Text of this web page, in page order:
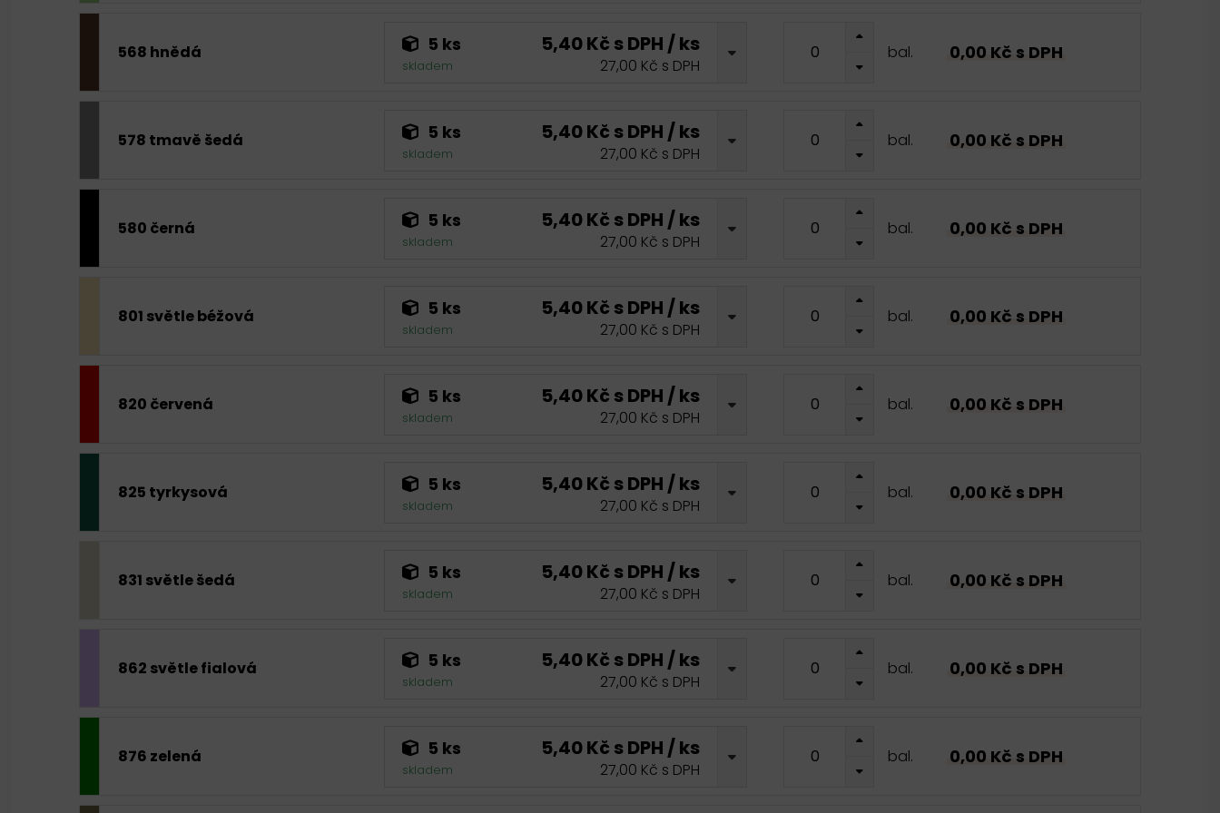
568 hnědá 5 ks
skladem
5,40 Kč s DPH / ks
27,00 Kč s DPH
bal. 0,00 Kč s DPH
578 tmavě šedá 5 ks
skladem
5,40 Kč s DPH / ks
27,00 Kč s DPH
bal. 0,00 Kč s DPH
580 černá 5 ks
skladem
5,40 Kč s DPH / ks
27,00 Kč s DPH
bal. 0,00 Kč s DPH
801 světle béžová 5 ks
skladem
5,40 Kč s DPH / ks
27,00 Kč s DPH
bal. 0,00 Kč s DPH
820 červená 5 ks
skladem
5,40 Kč s DPH / ks
27,00 Kč s DPH
bal. 0,00 Kč s DPH
825 tyrkysová 5 ks
skladem
5,40 Kč s DPH / ks
27,00 Kč s DPH
bal. 0,00 Kč s DPH
831 světle šedá 5 ks
skladem
5,40 Kč s DPH / ks
27,00 Kč s DPH
bal. 0,00 Kč s DPH
862 světle fialová 5 ks
skladem
5,40 Kč s DPH / ks
27,00 Kč s DPH
bal. 0,00 Kč s DPH
876 zelená 5 ks
skladem
5,40 Kč s DPH / ks
27,00 Kč s DPH
bal. 0,00 Kč s DPH